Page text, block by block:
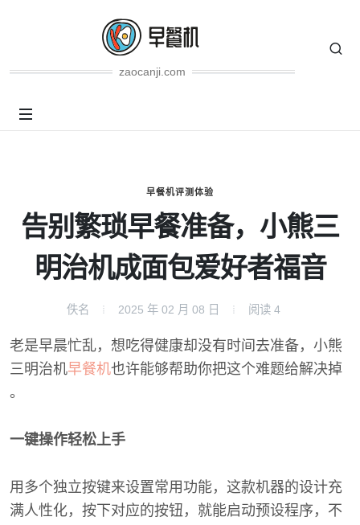
zaocanji.com
早餐机评测体验
告别繁琐早餐准备，小熊三
明治机成面包爱好者福音
佚名 2025 年 02 月 08 日 阅读 4
老是早晨忙乱，想吃得健康却没有时间去准备，小熊
三明治机早餐机也许能够帮助你把这个难题给解决掉
。
一键操作轻松上手
用多个独立按键来设置常用功能，这款机器的设计充
满人性化，按下对应的按钮，就能启动预设程序，不